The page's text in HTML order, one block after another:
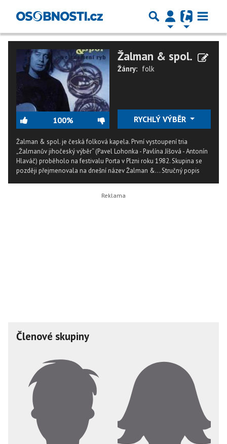
100%
Žalman & spol.
Žánry: folk
RYCHLÝ VÝBĚR
Žalman & spol. je česká folková kapela. První vystoupení tria
„Žalmanův jihočeský výběr“ (Pavel Lohonka - Pavlína Jíšová - Antonín
Hlaváč) proběholo na festivalu Porta v Plzni roku 1982. Skupina se
později přejmenovala na dnešní název Žalman &...Stručný popis
Členové skupiny